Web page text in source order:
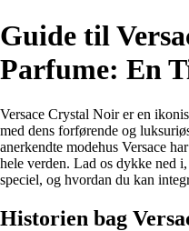
Guide til
Parfume: En
Versace Crystal Noir er en
med dens forførende og
anerkendte modehus Versace
hele verden. Lad os dykke ned
speciel, og hvordan du kan
Historien bag